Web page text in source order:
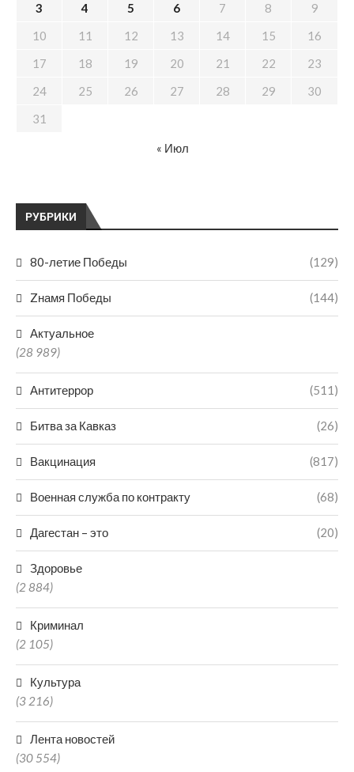
РУБРИКИ
80-летие Победы (129)
Zнамя Победы (144)
Актуальное
(28 989)
Антитеррор (511)
Битва за Кавказ (26)
Вакцинация (817)
Военная служба по контракту (68)
Дагестан – это (20)
Здоровье
(2 884)
Криминал
(2 105)
Культура
(3 216)
Лента новостей
(30 554)
3
4 5 6 7 8
9
10
11 12 13 14 15
16
17
18 19 20 21 22
23
24
25 26 27 28 29
30
31
« Июл